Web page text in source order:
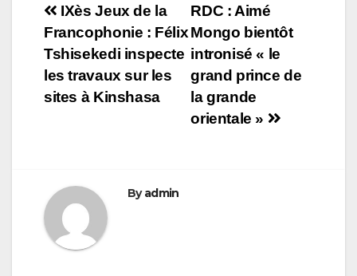
Navigation
de
l’article
RDC : Aimé
Mongo bientôt
intronisé « le
grand prince de
la grande
orientale »
IXès Jeux de la
Francophonie : Félix
Tshisekedi inspecte
les travaux sur les
sites à Kinshasa
Byadmin